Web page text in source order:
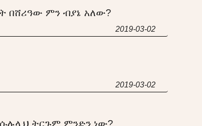
በሸሪዓው ምን ብያኔ አለው?
2019-03-02
2019-03-02
ትርጉም ምንድን ነው?